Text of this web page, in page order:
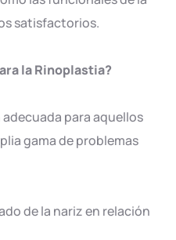
satisfactorios.
la Rinoplastia?
para aquellos
gama de problemas
de la nariz en relación